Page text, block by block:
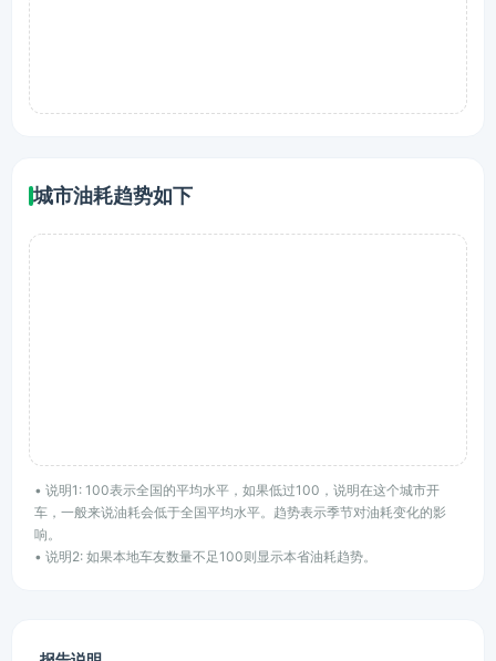
城市油耗趋势如下
• 说明1: 100表示全国的平均水平，如果低过100，说明在这个城市开
车，一般来说油耗会低于全国平均水平。趋势表示季节对油耗变化的影
响。
• 说明2: 如果本地车友数量不足100则显示本省油耗趋势。